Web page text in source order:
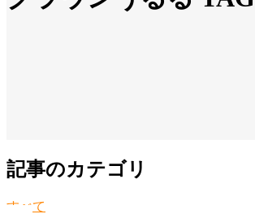
記事のカテゴリ
すべて